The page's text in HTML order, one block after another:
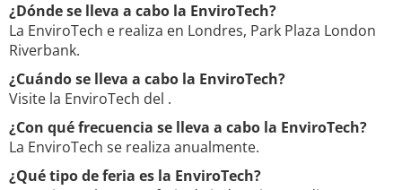
¿Dónde se lleva a cabo la EnviroTech?
La EnviroTech e realiza en Londres, Park Plaza London
Riverbank.
¿Cuándo se lleva a cabo la EnviroTech?
Visite la EnviroTech del .
¿Con qué frecuencia se lleva a cabo la EnviroTech?
La EnviroTech se realiza anualmente.
¿Qué tipo de feria es la EnviroTech?